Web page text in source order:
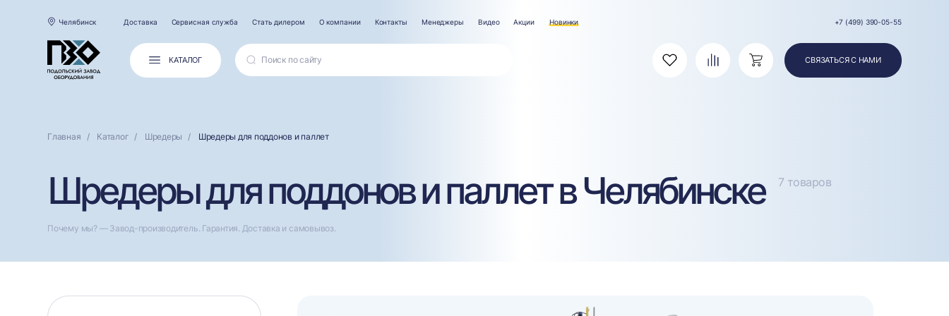
Челябинск Доставка Сервисная служба Стать дилером О компании Контакты Менеджеры Видео Акции Новинки +7 (499) 390-05-55
КАТАЛОГ Избранное СравнениеКорзина СВЯЗАТЬСЯ С НАМИ
Главная Каталог Шредеры Шредеры для поддонов и паллет
Шредеры для поддонов и паллет в Челябинске 7 товаров
Почему мы? — Завод-производитель. Гарантия. Доставка и самовывоз.